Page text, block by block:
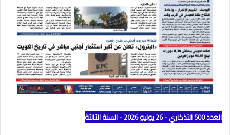
العدد 500 التذكاري - 26 يوليو 2026 - السنة الثالثة